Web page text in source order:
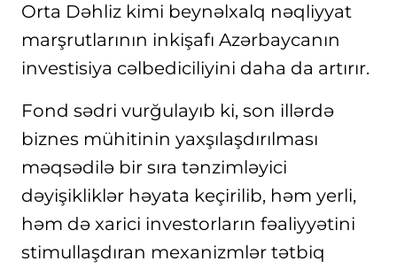
Orta Dəhliz kimi beynəlxalq nəqliyyat
marşrutlarının inkişafı Azərbaycanın
investisiya cəlbediciliyini daha da artırır.
Fond sədri vurğulayıb ki, son illərdə
biznes mühitinin yaxşılaşdırılması
məqsədilə bir sıra tənzimləyici
dəyişikliklər həyata keçirilib, həm yerli,
həm də xarici investorların fəaliyyətini
stimullaşdıran mexanizmlər tətbiq